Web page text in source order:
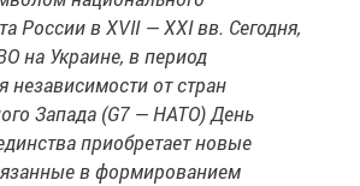
России в XVII — XXI вв. Сегодня,
на Украине, в период
независимости от стран
Запада (G7 — НАТО) День
приобретает новые
в формированием